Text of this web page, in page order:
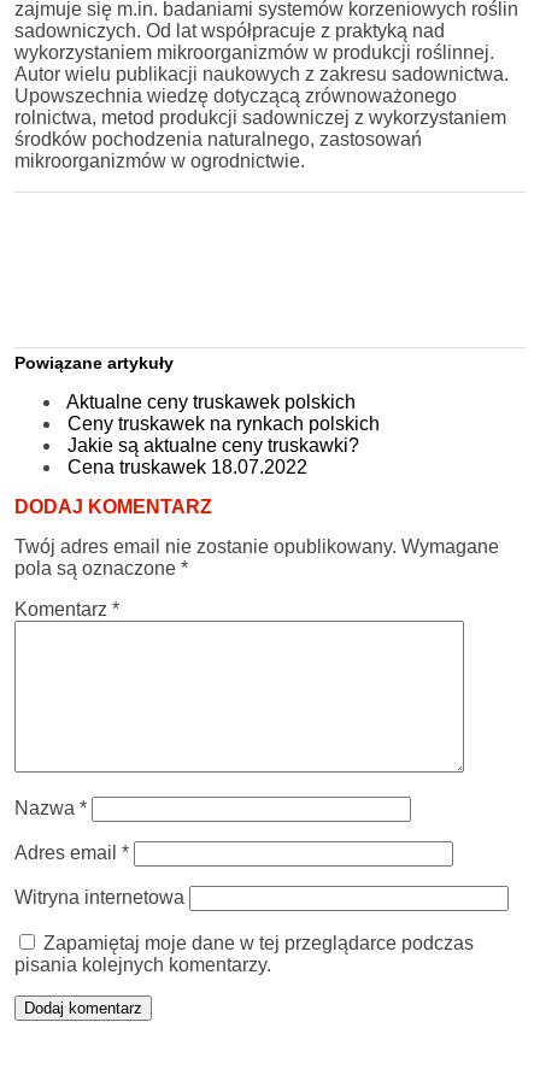
zajmuje się m.in. badaniami systemów korzeniowych roślin
sadowniczych. Od lat współpracuje z praktyką nad
wykorzystaniem mikroorganizmów w produkcji roślinnej.
Autor wielu publikacji naukowych z zakresu sadownictwa.
Upowszechnia wiedzę dotyczącą zrównoważonego
rolnictwa, metod produkcji sadowniczej z wykorzystaniem
środków pochodzenia naturalnego, zastosowań
mikroorganizmów w ogrodnictwie.
Powiązane artykuły
Aktualne ceny truskawek polskich
Ceny truskawek na rynkach polskich
Jakie są aktualne ceny truskawki?
Cena truskawek 18.07.2022
DODAJ KOMENTARZ
Twój adres email nie zostanie opublikowany. Wymagane
pola są oznaczone *
Komentarz *
Nazwa *
Adres email *
Witryna internetowa
Zapamiętaj moje dane w tej przeglądarce podczas
pisania kolejnych komentarzy.